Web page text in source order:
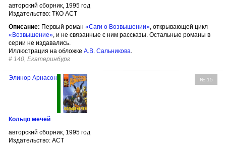
авторский сборник, 1995 год
Издательство: ТКО АСТ
Описание: Первый роман «Саги о Возвышении», открывающей цикл
«Возвышение», и не связанные с ним рассказы. Остальные романы в
серии не издавались.
Иллюстрация на обложке А.В. Сальникова.
# 140, Екатеринбург
№ 15
Элинор Арнасон
Кольцо мечей
авторский сборник, 1995 год
Издательство: АСТ